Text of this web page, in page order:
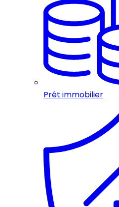
Prêt immobilier